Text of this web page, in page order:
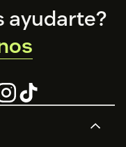
ayudarte?